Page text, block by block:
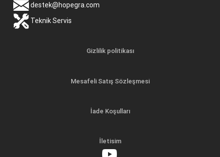
destek@hopegra.com
Teknik Servis
Gizlilik politikası
Mesafeli Satış Sözleşmesi
İade Koşulları
İletisim